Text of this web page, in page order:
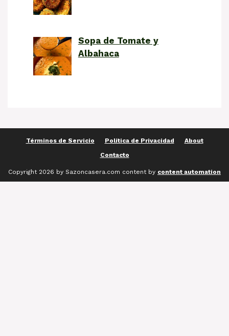
Sopa de Tomate y
Albahaca
Términos de Servicio Política de Privacidad
About
Contacto
Copyright 2026 by Sazoncasera.com content by content automation